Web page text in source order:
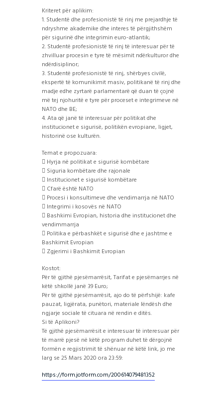
Kriteret për aplikim:
1. Studentë dhe profesionistë të rinj me prejardhje të
ndryshme akademike dhe interes të përgjithshëm
për sigurinë dhe integrimin euro-atlantik;
2. Studentë profesionistë të rinj të interesuar për të
zhvilluar procesin e tyre të mësimit ndërkulturor dhe
ndërdisiplinor;
3. Studentë profesionistë të rinj, shërbyes civilë,
ekspertë të komunikimit masiv, politikanë të rinj dhe
madje edhe zyrtarë parlamentarë që duan të çojnë
më tej njohuritë e tyre për proceset e integrimeve në
NATO dhe BE;
4. Ata që janë të interesuar për politikat dhe
institucionet e sigurisë, politikën evropiane, ligjet,
historinë ose kulturën.
Temat e propozuara:
 Hyrja në politikat e sigurisë kombëtare
 Siguria kombëtare dhe rajonale
 Institucionet e sigurisë kombëtare
 Cfarë është NATO
 Procesi i konsultimeve dhe vendimarrja në NATO
 Integrimi i kosovës në NATO
 Bashkimi Evropian, historia dhe institucionet dhe
vendimmarrja
 Politika e përbashkët e sigurisë dhe e jashtme e
Bashkimit Evropian
 Zgjerimi i Bashkimit Evropian
Kostot:
Për të gjithë pjesëmarrësit, Tarifat e pjesëmarrjes në
këtë shkollë janë 39 Euro;
Për të gjithë pjesëmarrësit, ajo do të përfshijë: kafe
pauzat, ligjërata, punëtori, materiale lëndësh dhe
ngjarje sociale të cituara në rendin e ditës.
Si të Aplikoni?
Të gjithë pjesëmarrësit e interesuar të interesuar për
të marrë pjesë në këtë program duhet të dërgojnë
formën e regjistrimit të shënuar në këtë link, jo me
larg se 25 Mars 2020 ora 23:59:
https://form.jotform.com/200614079481352